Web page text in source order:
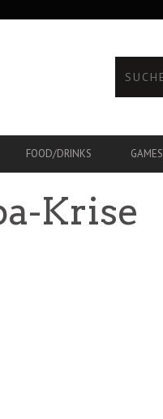
FOOD/DRINKS GAMES
Krise